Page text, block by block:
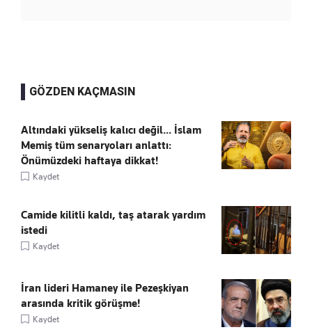
GÖZDEN KAÇMASIN
Altındaki yükseliş kalıcı değil... İslam
Memiş tüm senaryoları anlattı:
Önümüzdeki haftaya dikkat!
Kaydet
Camide kilitli kaldı, taş atarak yardım
istedi
Kaydet
İran lideri Hamaney ile Pezeşkiyan
arasında kritik görüşme!
Kaydet